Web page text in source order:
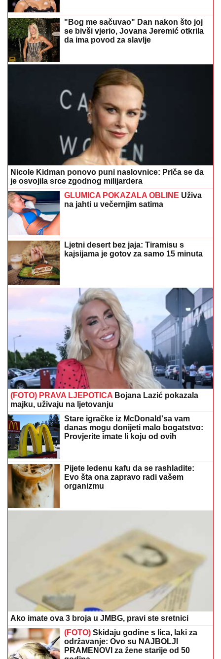
"Bog me sačuvao" Dan nakon što joj
se bivši vjerio, Jovana Jeremić otkrila
da ima povod za slavlje
Nicole Kidman ponovo puni naslovnice: Priča se da
je osvojila srce zgodnog milijardera
GLUMICA POKAZALA OBLINE Uživa
na jahti u večernjim satima
Ljetni desert bez jaja: Tiramisu s
kajsijama je gotov za samo 15 minuta
(FOTO) PRAVA LJEPOTICA Bojana Lazić pokazala
majku, uživaju na ljetovanju
Stare igračke iz McDonald'sa vam
danas mogu donijeti malo bogatstvo:
Provjerite imate li koju od ovih
Pijete ledenu kafu da se rashladite:
Evo šta ona zapravo radi vašem
organizmu
Ako imate ova 3 broja u JMBG, pravi ste sretnici
(FOTO) Skidaju godine s lica, laki za
održavanje: Ovo su NAJBOLJI
PRAMENOVI za žene starije od 50